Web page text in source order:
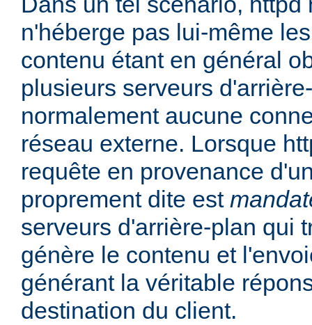
n'héberge pas lui-même
contenu étant en général
plusieurs serveurs
normalement aucune
réseau externe. Lorsque
requête en provenance
proprement dite est
serveurs d'arrière-plan qui
génère le contenu et
générant la véritable
destination du client.